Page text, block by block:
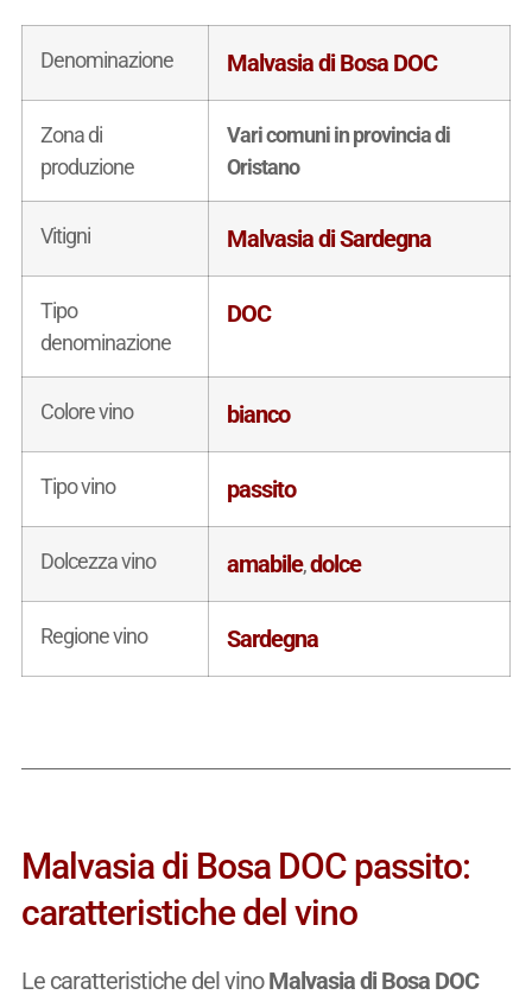
Denominazione Malvasia di Bosa DOC
Zona di
produzione
Vari comuni in provincia di
Oristano
Vitigni Malvasia di Sardegna
Tipo
denominazione
DOC
Colore vino bianco
Tipo vino passito
Dolcezza vino amabile,dolce
Regione vino Sardegna
Malvasia di Bosa DOC passito:
caratteristiche del vino
Le caratteristiche del vinoMalvasia di Bosa DOC